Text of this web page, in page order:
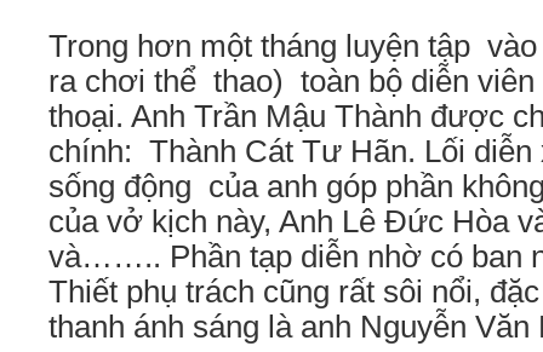
Trong hơn một tháng luyện tập
ra chơi thể thao) toàn bộ diễn
thoại. Anh Trần Mậu Thành được
chính: Thành Cát Tư Hãn. Lối diễn
sống động của anh góp phần
của vở kịch này, Anh Lê Đức Hòa
và…….. Phần tạp diễn nhờ có ban
Thiết phụ trách cũng rất sôi nổi,
thanh ánh sáng là anh Nguyễn Văn